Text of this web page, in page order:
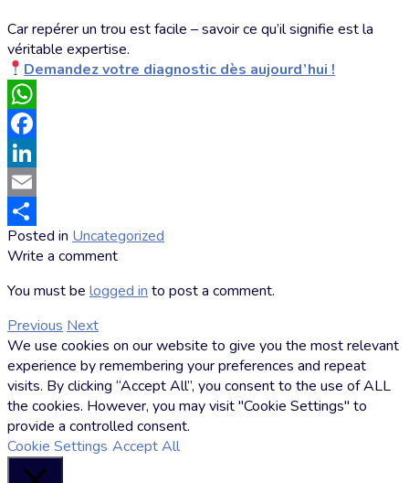
Car repérer un trou est facile – savoir ce qu’il signifie est la
véritable expertise.
Demandez votre diagnostic dès aujourd’hui !
WhatsApp
Facebook
LinkedIn
Email
Partager
Posted in Uncategorized
Write a comment
You must be logged in to post a comment.
Previous Next
We use cookies on our website to give you the most relevant
experience by remembering your preferences and repeat
visits. By clicking “Accept All”, you consent to the use of ALL
the cookies. However, you may visit "Cookie Settings" to
provide a controlled consent.
Cookie Settings Accept All